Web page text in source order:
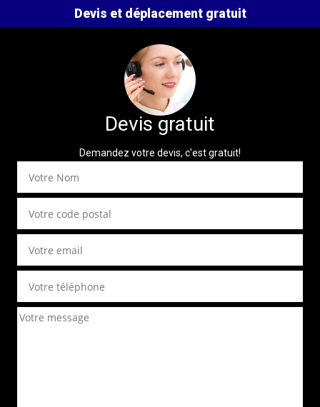
Devis et déplacement gratuit
Devis gratuit
Demandez votre devis, c'est gratuit!